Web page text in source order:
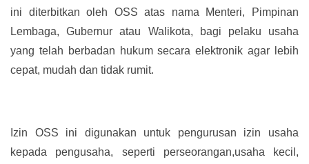
ini diterbitkan oleh OSS atas nama Menteri, Pimpinan
Lembaga, Gubernur atau Walikota, bagi pelaku usaha
yang telah berbadan hukum secara elektronik agar lebih
cepat, mudah dan tidak rumit.
Izin OSS ini digunakan untuk pengurusan izin usaha
kepada pengusaha, seperti perseorangan,usaha kecil,